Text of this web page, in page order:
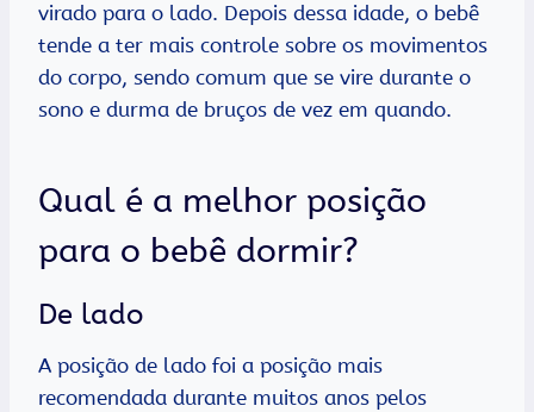
virado para o lado. Depois dessa idade, o bebê
tende a ter mais controle sobre os movimentos
do corpo, sendo comum que se vire durante o
sono e durma de bruços de vez em quando.
Qual é a melhor posição
para o bebê dormir?
De lado
A posição de lado foi a posição mais
recomendada durante muitos anos pelos